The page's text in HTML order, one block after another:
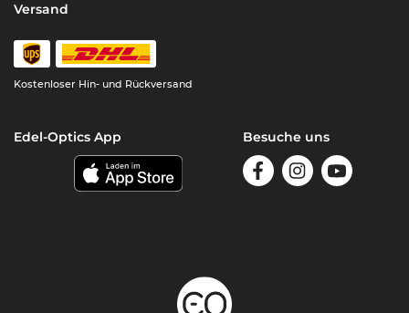
Versand
Kostenloser Hin- und Rückversand
Edel-Optics App Besuche uns